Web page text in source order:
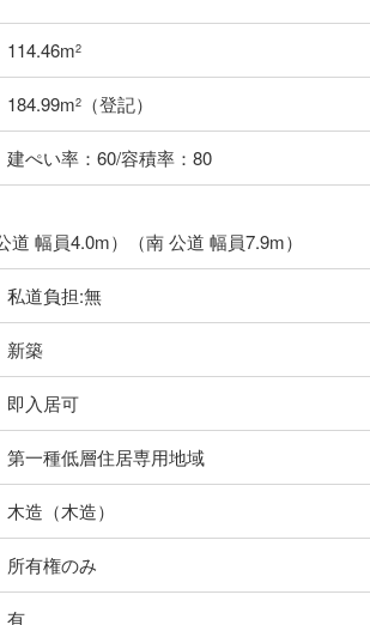
機関等に、必ずご自身でご確認をお願いいたしま
れができないことがあります。
社に購入相談をする
閉じる
114.46m2
184.99m2 （登記）
建ぺい率：60/容積率：80
道 幅員4.0m）（南 公道 幅員7.9m）
私道負担:無
新築
即入居可
第一種低層住居専用地域
木造（木造）
所有権のみ
有